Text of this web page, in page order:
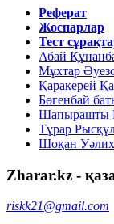
Реферат
Жоспарлар
Тест
Абай
Мұхтар
Қаракерей
Бөгенбай
Шапырашты
Тұрар
Шоқан
Zharar.kz -
riskk21@gmail.com